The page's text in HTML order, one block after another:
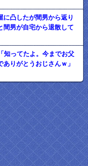
に凸したが間男から返り
間男が自宅から退散して
知ってたよ。今までお父
りがとうおじさんｗ」